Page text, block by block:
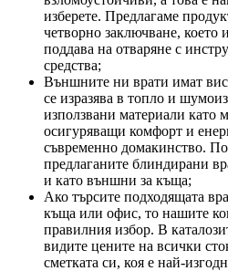
изберете. Предлагаме
четворно заключване, което
поддава на отваряне с
средства;
Външните ни врати имат
се изразява в топло и
използвани материали като
осигуряващи комфорт и
съвременно домакинство.
предлаганите блиндирани
и като външни за къща;
Ако търсите подходящата
къща или офис, то нашите
правилния избор. В
видите цените на всички
сметката си, коя е най-